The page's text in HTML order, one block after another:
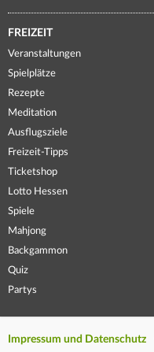
FREIZEIT
Veranstaltungen
Spielplätze
Rezepte
Meditation
Ausflugsziele
Freizeit-Tipps
Ticketshop
Lotto Hessen
Spiele
Mahjong
Backgammon
Quiz
Partys
Impressum und Datenschutz